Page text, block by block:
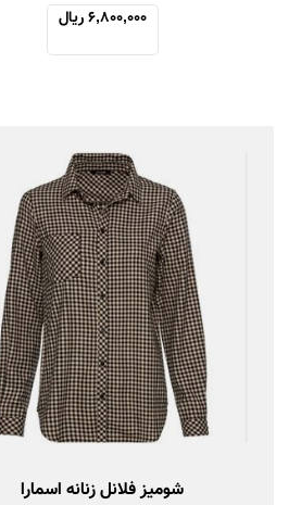
6,800,000 ریال
شومیز فلانل زنانه اسمارا